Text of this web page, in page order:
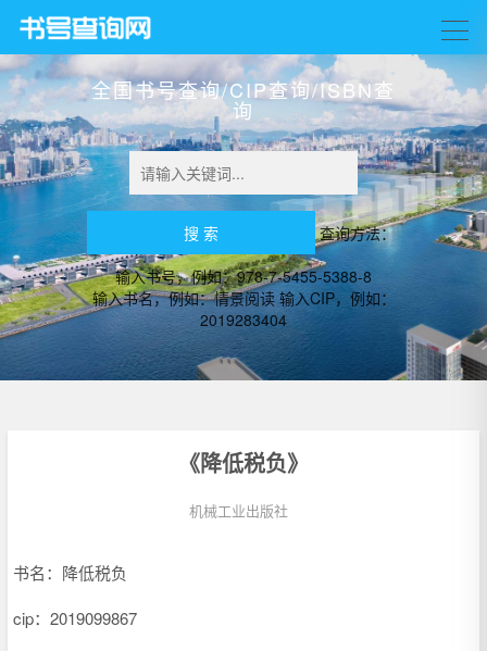
全国书号查询/CIP查询/ISBN查
询
查询方法：
输入书号，例如：978-7-5455-5388-8
输入书名，例如：情景阅读 输入CIP，例如：
2019283404
《降低税负》
机械工业出版社
书名：降低税负
cip： 2019099867